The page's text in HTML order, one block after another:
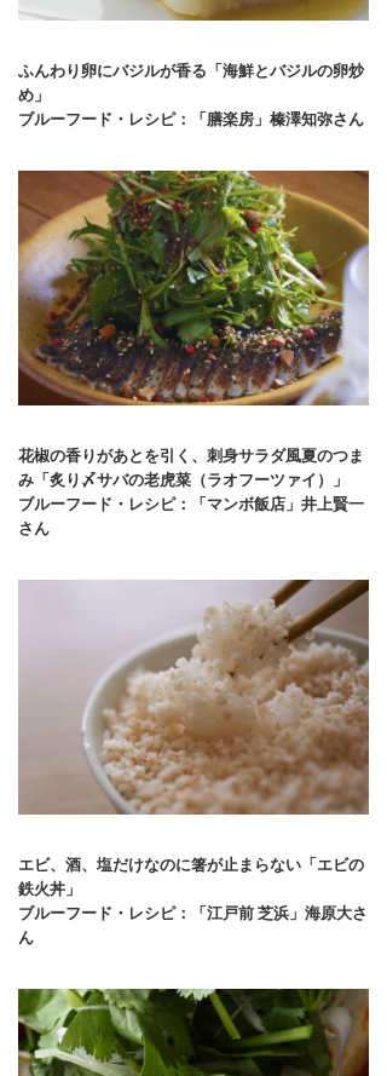
ふんわり卵にバジルが香る「海鮮とバジルの卵炒
め」
ブルーフード・レシピ：「膳楽房」榛澤知弥さん
花椒の香りがあとを引く、刺身サラダ風夏のつま
み「炙り〆サバの老虎菜（ラオフーツァイ）」
ブルーフード・レシピ：「マンボ飯店」井上賢一
さん
エビ、酒、塩だけなのに箸が止まらない「エビの
鉄火丼」
ブルーフード・レシピ：「江戸前 芝浜」海原大さ
ん